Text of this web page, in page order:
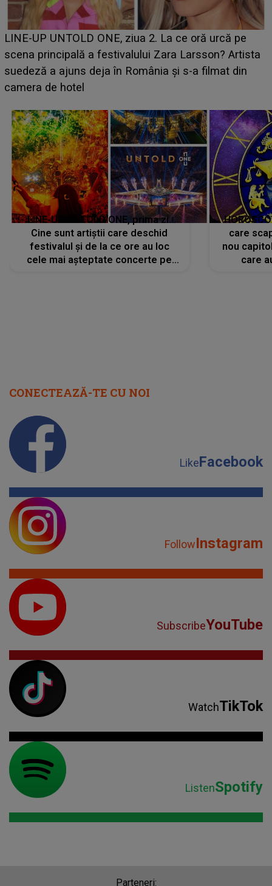
Ce a dezvăluit noua concurentă din "Casa Iubirii" l-a
luat prin surprindere pe Emanuel. CINE ESTE
BĂIATUL VIZAT de Alexandra?! Aflându-se în fața
faptului împlinit, A RECUNOSCUT IMEDIAT: "Am
LINE-UP UNTOLD ONE, prima zi.
Cine sunt artiștii care deschid
festivalul și de la ce ore au loc
cele mai așteptate concerte pe
care
nou
care
CONECTEAZĂ-TE CU NOI
LikeFacebook
FollowInstagram
SubscribeYouTube
WatchTikTok
ListenSpotify
Parteneri: